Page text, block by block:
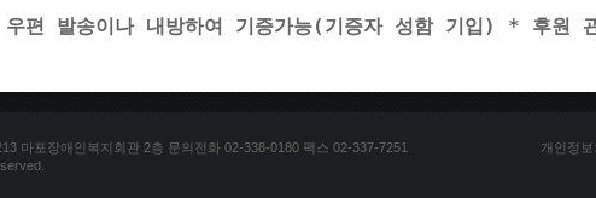
편 발송이나 내방하여 기증가능(기증자 성함 기입) * 후원
마포장애인복지회관 2층 문의전화 02-338-0180 팩스 02-337-7251
개인정보